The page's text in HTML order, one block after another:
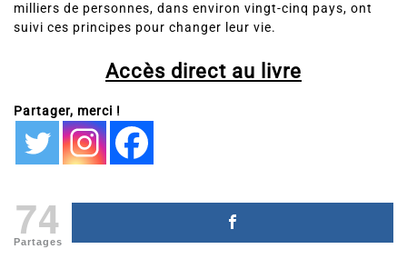
milliers de personnes, dans environ vingt-cinq pays, ont
suivi ces principes pour changer leur vie.
Accès direct au livre
Partager, merci !
74
Partages